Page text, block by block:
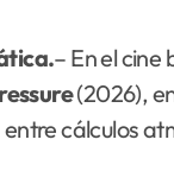
– En el
(2026),
cálculos